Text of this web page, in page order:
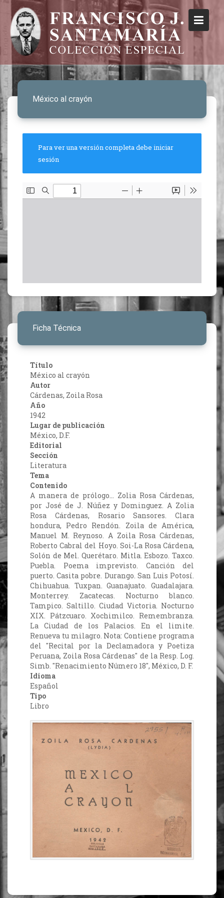
México al crayón
Para ver una versión completa debe iniciar
sesión
Ficha Técnica
Título
México al crayón
Autor
Cárdenas, Zoila Rosa
Año
1942
Lugar de publicación
México, D.F.
Editorial
Sección
Literatura
Tema
Contenido
A manera de prólogo… Zolia Rosa Cárdenas,
por José de J. Núñez y Dominguez. A Zolia
Rosa Cárdenas, Rosario Sansores. Clara
hondura, Pedro Rendón. Zoila de América,
Manuel M. Reynoso. A Zoila Rosa Cárdenas,
Roberto Cabral del Hoyo. Soi-La Rosa Cárdena,
Solón de Mel. Querétaro. Mitla. Esbozo. Taxco.
Puebla. Poema imprevisto. Canción del
puerto. Casita pobre. Durango. San Luis Potosí.
Chihuahua. Tuxpan. Guanajuato. Guadalajara.
Monterrey. Zacatecas. Nocturno blanco.
Tampico. Saltillo. Ciudad Victoria. Nocturno
XIX. Pátzcuaro. Xochimilco. Remembranza.
La Ciudad de los Palacios. En el limite.
Renueva tu milagro. Nota: Contiene programa
del "Recital por la Declamadora y Poetiza
Peruana, Zoila Rosa Cárdenas" de la Resp. Log.
Simb. "Renacimiento Número 18", México, D. F.
Idioma
Español
Tipo
Libro